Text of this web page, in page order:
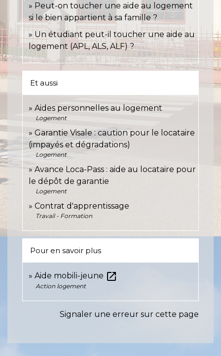
Peut-on toucher une aide au logement
si le bien appartient à sa famille ?
Un étudiant peut-il toucher une aide au
logement (APL, ALS, ALF) ?
Et aussi
Aides personnelles au logement
Logement
Garantie Visale : caution pour le locataire
(impayés et dégradations)
Logement
Avance Loca-Pass : aide au locataire pour
le dépôt de garantie
Logement
Contrat d'apprentissage
Travail - Formation
Pour en savoir plus
Aide mobili-jeune open_in_new
Action logement
Signaler une erreur sur cette page